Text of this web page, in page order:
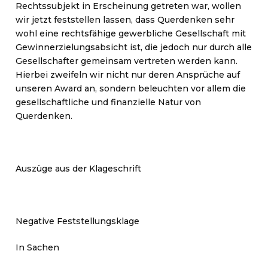
Rechtssubjekt in Erscheinung getreten war, wollen
wir jetzt feststellen lassen, dass Querdenken sehr
wohl eine rechtsfähige gewerbliche Gesellschaft mit
Gewinnerzielungsabsicht ist, die jedoch nur durch alle
Gesellschafter gemeinsam vertreten werden kann.
Hierbei zweifeln wir nicht nur deren Ansprüche auf
unseren Award an, sondern beleuchten vor allem die
gesellschaftliche und finanzielle Natur von
Querdenken.
Auszüge aus der Klageschrift
Negative Feststellungsklage
In Sachen